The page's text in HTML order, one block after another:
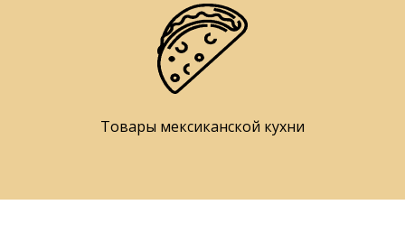
Товары мексиканской кухни